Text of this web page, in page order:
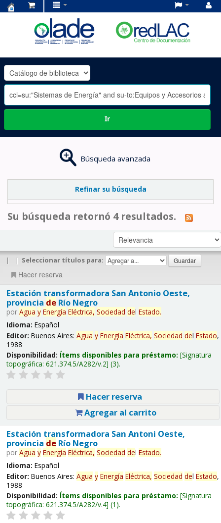
OLADE
-
Ir
Búsqueda avanzada
Refinar su búsqueda
Su búsqueda retornó 4 resultados.
| | Seleccionar títulos para:
Hacer reserva
Estación transformadora San Antonio Oeste,
provincia deRío Negro
por Agua y Energía Eléctrica, Sociedad del Estado.
Idioma: Español
Editor: Buenos Aires: Agua y Energía Eléctrica, Sociedad del Estado,
1988
Disponibilidad: Ítems disponibles para préstamo: Signatura
topográfica: 621.374.5/A282/v.2 (3).
Hacer reserva
Agregar al carrito
Estación transformadora San Antoni Oeste,
provincia deRío Negro
por Agua y Energía Eléctrica, Sociedad del Estado.
Idioma: Español
Editor: Buenos Aires: Agua y Energía Eléctrica, Sociedad del Estado,
1988
Disponibilidad: Ítems disponibles para préstamo: Signatura
topográfica: 621.374.5/A282/v.4 (1).